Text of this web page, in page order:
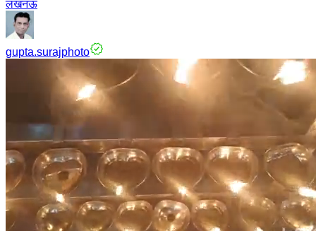
लखनऊ
gupta.surajphoto